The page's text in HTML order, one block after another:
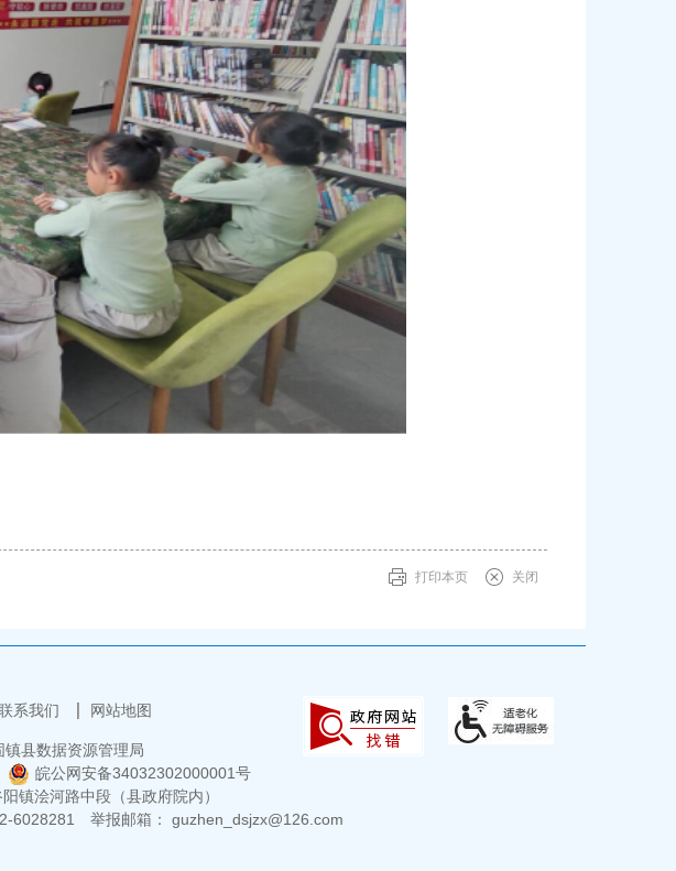
打印本页 关闭
系我们 网站地图
镇县数据资源管理局
皖公网安备34032302000001号
镇浍河路中段（县政府院内）
6028281 举报邮箱： guzhen_dsjzx@126.com